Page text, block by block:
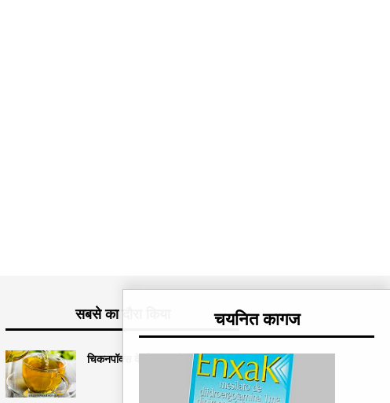
चयनित कागज
सबसे का दौरा किया
चिकनपॉक्स के लिए 3 घरेलू उपचार